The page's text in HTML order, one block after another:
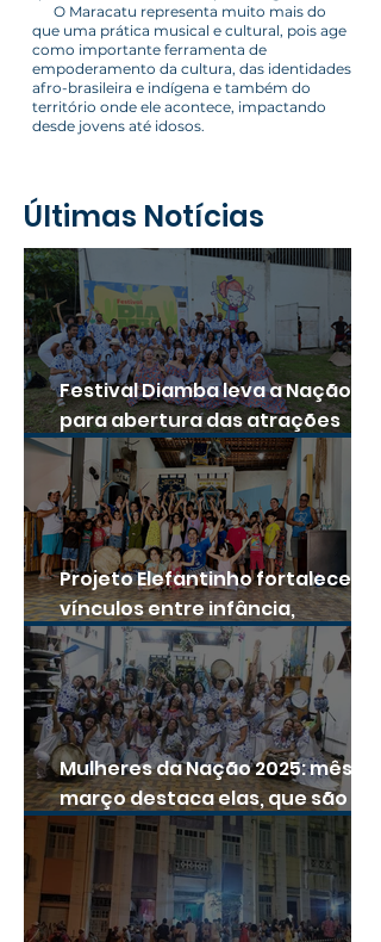
O Maracatu representa muito mais do
que uma prática musical e cultural, pois age
como importante ferramenta de
empoderamento da cultura, das identidades
afro-brasileira e indígena e também do
território onde ele acontece, impactando
desde jovens até idosos.
Últimas Notícias
Festival Diamba leva a Nação
para abertura das atrações
culturais
Projeto Elefantinho fortalece
vínculos entre infância,
território e maracatu no Centro
Histórico de João Pessoa
Mulheres da Nação 2025: mês de
março destaca elas, que são
potência